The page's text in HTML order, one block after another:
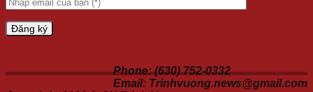
Phone: (630) 752-0332
Email: Trinhvuong.news@gmail.com